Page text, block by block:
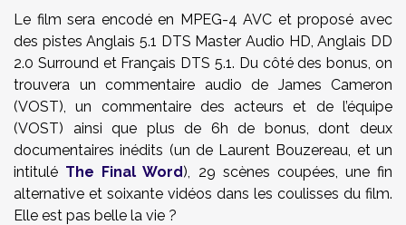
Le film sera encodé en MPEG-4 AVC et proposé avec
des pistesAnglais 5.1 DTS Master Audio HD, Anglais DD
2.0 Surround et Français DTS 5.1. Du côté des bonus, on
trouvera un commentaire audio de James Cameron
(VOST), un commentaire des acteurs et de l’équipe
(VOST) ainsi que plus de 6h de bonus, dont deux
documentaires inédits (un de Laurent Bouzereau, et un
intitulé The Final Word), 29 scènes coupées, une fin
alternative et soixante vidéos dans les coulisses du film.
Elle est pas belle la vie ?